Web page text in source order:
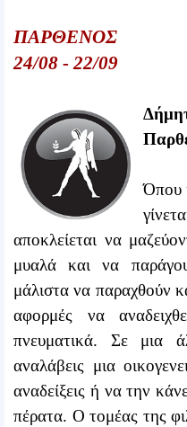
ΠΑΡΘΕΝΟΣ
24/08 - 22/09
Όπου
αποκλείεται να
μυαλά και να
μάλιστα να παραχθούν
αφορμές να
πνευματικά. Σε μια
αναλάβεις μια
αναδείξεις ή να την
πέρατα. Ο τομέας της